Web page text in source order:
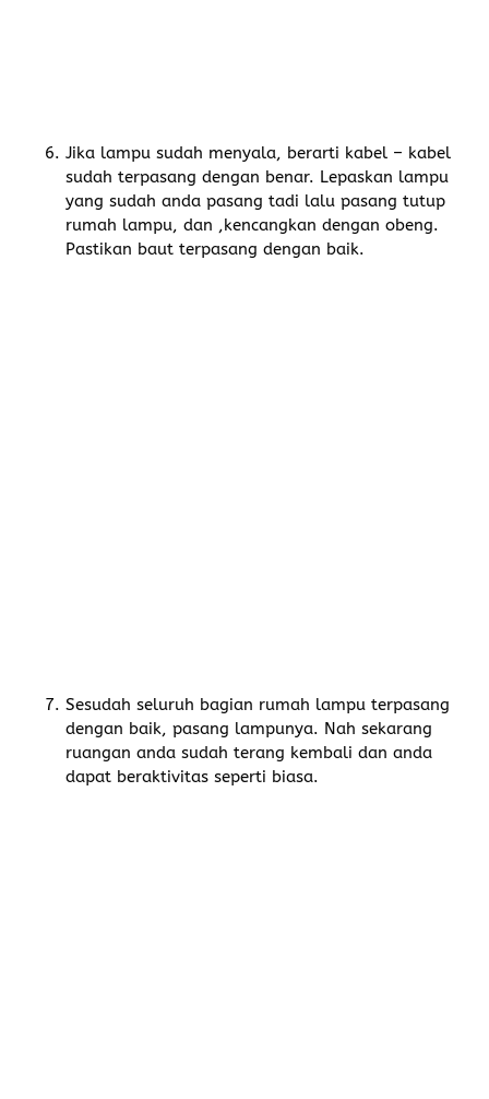
Jika lampu sudah menyala, berarti kabel – kabel
sudah terpasang dengan benar. Lepaskan lampu
yang sudah anda pasang tadi lalu pasang tutup
rumah lampu, dan ,kencangkan dengan obeng.
Pastikan baut terpasang dengan baik.
Sesudah seluruh bagian rumah lampu terpasang
dengan baik, pasang lampunya. Nah sekarang
ruangan anda sudah terang kembali dan anda
dapat beraktivitas seperti biasa.